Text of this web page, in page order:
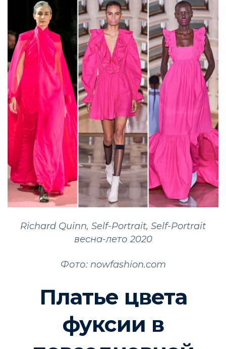
Richard Quinn, Self-Portrait, Self-Portrait
весна-лето 2020
Фото: nowfashion.com
Платье цвета
фуксии в